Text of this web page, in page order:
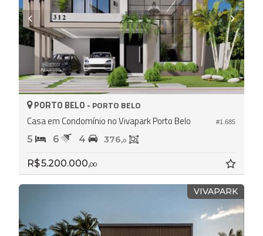
#1.685
PORTO BELO - PORTO BELO
Casa em Condomínio no Vivapark Porto Belo
5 6 4 376,0
R$ 5.200.000,00
VIVAPARK